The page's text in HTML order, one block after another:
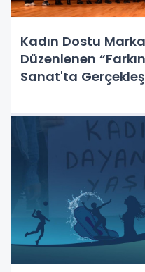
Kadın Dostu
Düzenlenen
Sanat'ta